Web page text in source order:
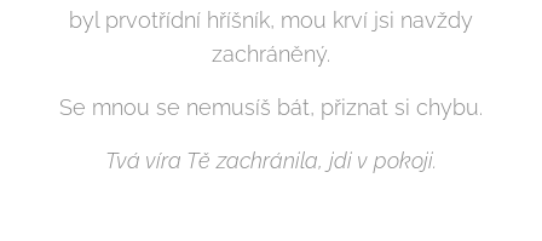
byl prvotřídní hříšník, mou krví jsi navždy
zachráněný.
Se mnou se nemusíš bát, přiznat si chybu.
Tvá víra Tě zachránila, jdi v pokoji.